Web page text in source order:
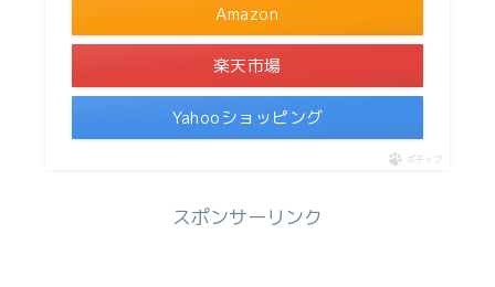
Amazon
楽天市場
Yahooショッピング
ポチップ
スポンサーリンク